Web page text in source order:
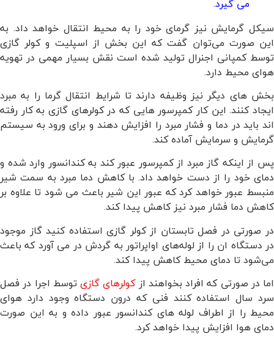
می گیرد.
سیکل گرمایش نیز گرمای خود را به محیط انتقال خواهد داد. به
این صورت می‌توان گفت که این بخش از اسپلیت و کولر گازی
توسط کمپانی اجنرال تولید شده است نقش بسیار مهمی در تهویه
هوای محیط دارد.
بخش های دیگر نیز وظیفه دارند تا شرایط انتقال گرما را به مبرد
ایجاد کنند. این کار کمپرسور هایی که در کولرهای گازی به کار رفته
اند باید در دما و فشار مبرد را افزایش دهند و برای ورود به سیستم
گرمایش و سرمایش آماده کند.
پس از اینکه گاز مبرد از کمپرسور عبور کند به کندانسور وارد شده و
دمای خود را از دست خواهد داد. با کاهش دما مبرد به سمت شیر
منبسط عبور خواهد کرد که عبور این شیر باعث می شود تا علاوه بر
کاهش دما فشار مبرد نیز کاهش پیدا کند.
در صورتی در فصل تابستان از کولر گازی استفاده کنید گاز موجود
در دستگاه ان را از لوله‌های اواپراتور به گردش در می آورد که باعث
می‌شود تا دمای محیط کاهش پیدا کند.
اما در صورتی که افراد بخواهند ازکولرهای گازیتوسط اجرا در فصل
سرد سال استفاده کنند فنی که درون دستگاه وجود دارد هوای
محیط را از اطراف لوله های کندانسور عبور داده و به این صورت
دمای هوا افزایش پیدا خواهد کرد.